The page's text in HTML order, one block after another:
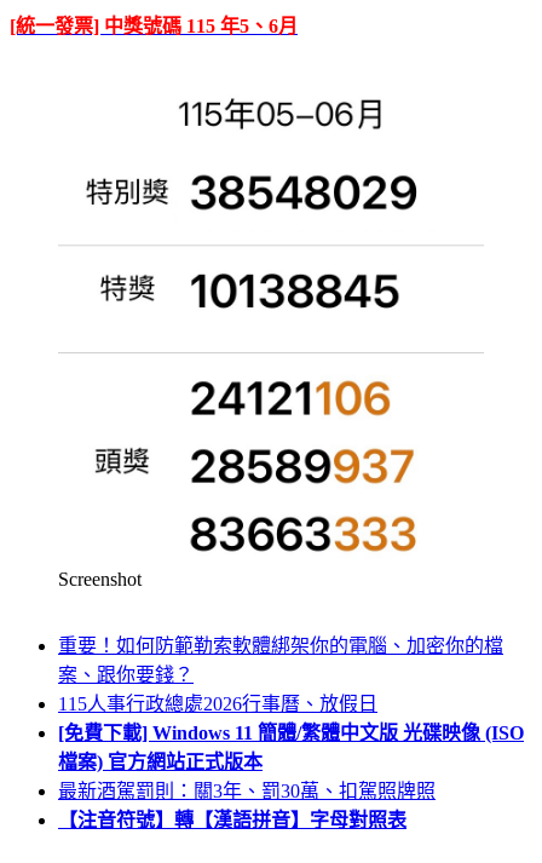
[統一發票] 中獎號碼 115 年5、6月
Screenshot
重要！如何防範勒索軟體綁架你的電腦、加密你的檔
案、跟你要錢？
115人事行政總處2026行事曆、放假日
[免費下載] Windows 11 簡體/繁體中文版 光碟映像 (ISO
檔案) 官方網站正式版本
最新酒駕罰則：關3年、罰30萬、扣駕照牌照
【注音符號】轉【漢語拼音】字母對照表